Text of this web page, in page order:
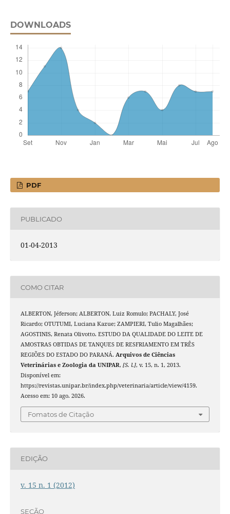
DOWNLOADS
PDF
PUBLICADO
01-04-2013
COMO CITAR
ALBERTON, Jéferson; ALBERTON, Luiz Romulo; PACHALY, José
Ricardo; OTUTUMI, Luciana Kazue; ZAMPIERI, Tulio Magalhães;
AGOSTINIS, Renata Olivotto. ESTUDO DA QUALIDADE DO LEITE DE
AMOSTRAS OBTIDAS DE TANQUES DE RESFRIAMENTO EM TRÊS
REGIÕES DO ESTADO DO PARANÁ. Arquivos de Ciências
Veterinárias e Zoologia da UNIPAR, [S. l.], v. 15, n. 1, 2013.
Disponível em:
https://revistas.unipar.br/index.php/veterinaria/article/view/4159.
Acesso em: 10 ago. 2026.
Fomatos de Citação
EDIÇÃO
v. 15 n. 1 (2012)
SEÇÃO